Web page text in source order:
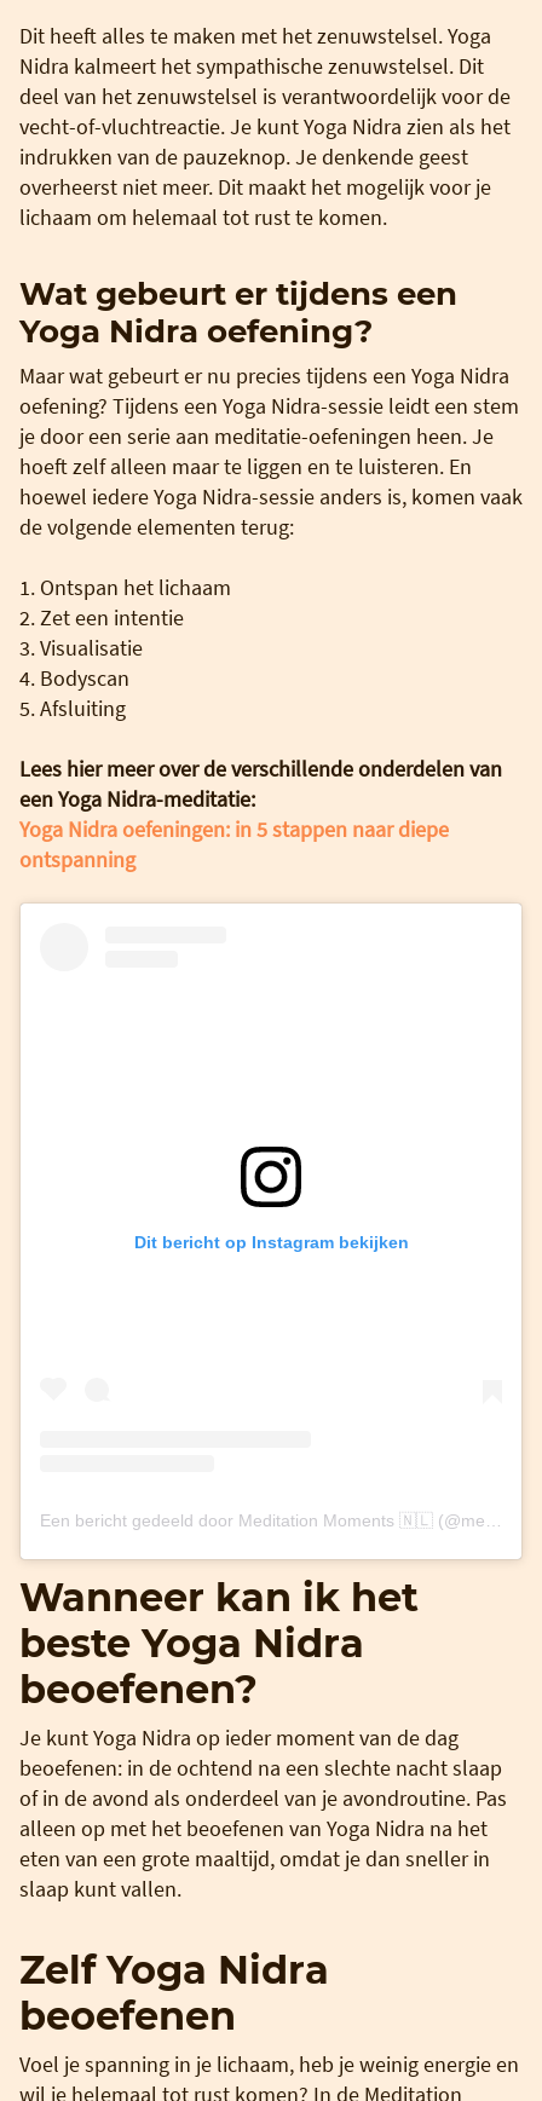
Dit heeft alles te maken met het zenuwstelsel. Yoga
Nidra kalmeert het sympathische zenuwstelsel. Dit
deel van het zenuwstelsel is verantwoordelijk voor de
vecht-of-vluchtreactie. Je kunt Yoga Nidra zien als het
indrukken van de pauzeknop. Je denkende geest
overheerst niet meer. Dit maakt het mogelijk voor je
lichaam om helemaal tot rust te komen.
Wat gebeurt er tijdens een
Yoga Nidra oefening?
Maar wat gebeurt er nu precies tijdens een Yoga Nidra
oefening? Tijdens een Yoga Nidra-sessie leidt een stem
je door een serie aan meditatie-oefeningen heen. Je
hoeft zelf alleen maar te liggen en te luisteren. En
hoewel iedere Yoga Nidra-sessie anders is, komen vaak
de volgende elementen terug:
1. Ontspan het lichaam
2. Zet een intentie
3. Visualisatie
4. Bodyscan
5. Afsluiting
Lees hier meer over de verschillende onderdelen van
een Yoga Nidra-meditatie:
Yoga Nidra oefeningen: in 5 stappen naar diepe
ontspanning
Dit bericht op Instagram bekijken
Een bericht gedeeld door Meditation Moments 🇳🇱 (@meditationmoments_nl)
Wanneer kan ik het
beste Yoga Nidra
beoefenen?
Je kunt Yoga Nidra op ieder moment van de dag
beoefenen: in de ochtend na een slechte nacht slaap
of in de avond als onderdeel van je avondroutine. Pas
alleen op met het beoefenen van Yoga Nidra na het
eten van een grote maaltijd, omdat je dan sneller in
slaap kunt vallen.
Zelf Yoga Nidra
beoefenen
Voel je spanning in je lichaam, heb je weinig energie en
wil je helemaal tot rust komen? In de Meditation